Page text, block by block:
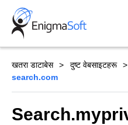
Skip
content
खतरा डाटाबेस दुष्ट वेबसाइटहरू
search.com